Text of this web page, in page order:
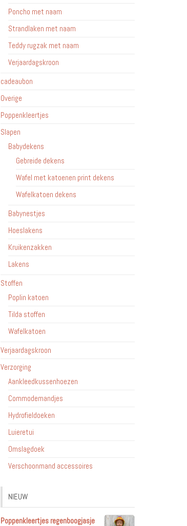
Poncho met naam
Strandlaken met naam
Teddy rugzak met naam
Verjaardagskroon
cadeaubon
Overige
Poppenkleertjes
Slapen
Babydekens
Gebreide dekens
Wafel met katoenen print dekens
Wafelkatoen dekens
Babynestjes
Hoeslakens
Kruikenzakken
Lakens
Stoffen
Poplin katoen
Tilda stoffen
Wafelkatoen
Verjaardagskroon
Verzorging
Aankleedkussenhoezen
Commodemandjes
Hydrofieldoeken
Luieretui
Omslagdoek
Verschoonmand accessoires
NIEUW
Poppenkleertjes regenboogjasje